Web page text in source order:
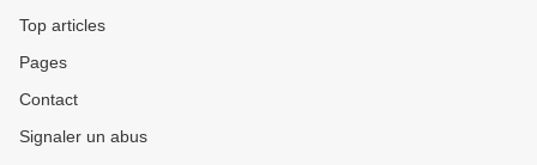
Top articles
Pages
Contact
Signaler un abus